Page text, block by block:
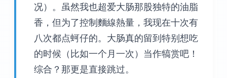
况）。虽然我也超爱大肠那股独特的油脂
香，但为了控制麵線熱量，我现在十次有
八次都点蚵仔的。大肠真的留到特别想吃
的时候（比如一个月一次）当作犒赏吧！
综合？那更是直接跳过。